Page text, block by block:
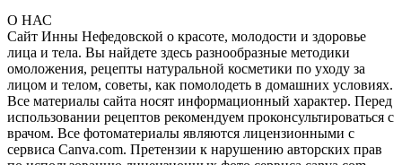
О НАС
Сайт Инны Нефедовской о красоте, молодости и здоровье
лица и тела. Вы найдете здесь разнообразные методики
омоложения, рецепты натуральной косметики по уходу за
лицом и телом, советы, как помолодеть в домашних условиях.
Все материалы сайта носят информационный характер. Перед
использовании рецептов рекомендуем проконсультироваться с
врачом. Все фотоматериалы являются лицензионными с
сервиса Canva.com. Претензии к нарушению авторских прав